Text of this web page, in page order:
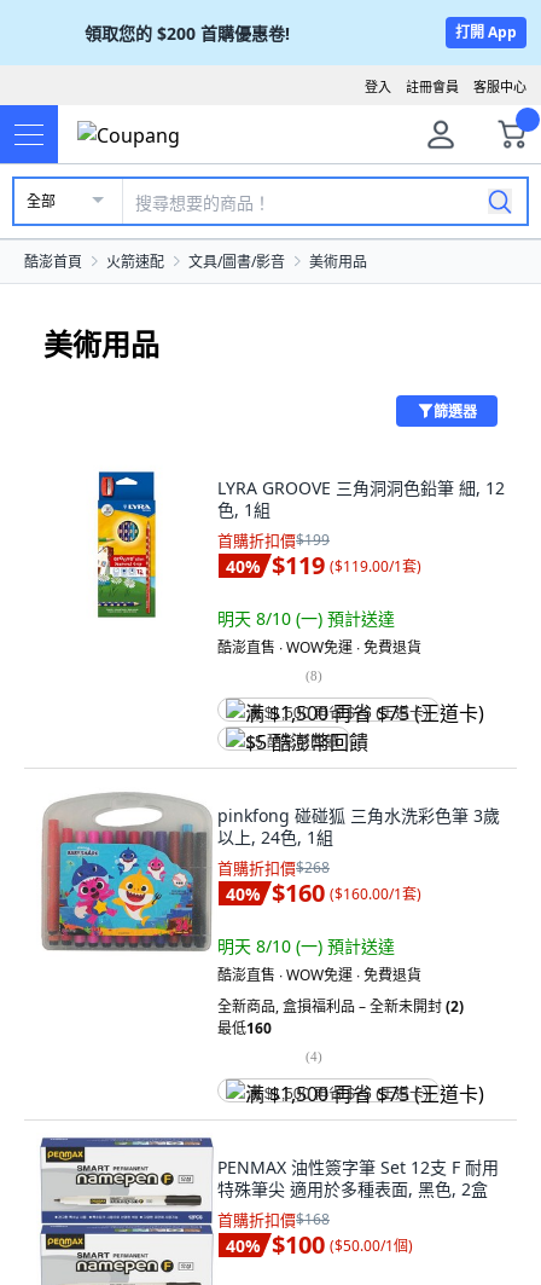
領取您的 $200 首購優惠卷! 打開 App
客服中心
註冊會員
登入
全部
酷澎首頁 火箭速配 文具/圖書/影音 美術用品
美術用品
篩選器
LYRA GROOVE 三角洞洞色鉛筆 細, 12
色, 1組
首購折扣價$199
40% $119 ($119.00/1套)
明天 8/10 (一) 預計送達
酷澎直售 ∙ WOW免運 ∙ 免費退貨
(8)
满 $1,500 再省 $75 (王道卡)
$5 酷澎幣回饋
pinkfong 碰碰狐 三角水洗彩色筆 3歲
以上, 24色, 1組
首購折扣價$268
40% $160 ($160.00/1套)
明天 8/10 (一) 預計送達
酷澎直售 ∙ WOW免運 ∙ 免費退貨
全新商品,盒損福利品 – 全新未開封(2)
最低160
(4)
满 $1,500 再省 $75 (王道卡)
PENMAX 油性簽字筆 Set 12支 F 耐用
特殊筆尖 適用於多種表面, 黑色, 2盒
首購折扣價$168
40% $100 ($50.00/1個)